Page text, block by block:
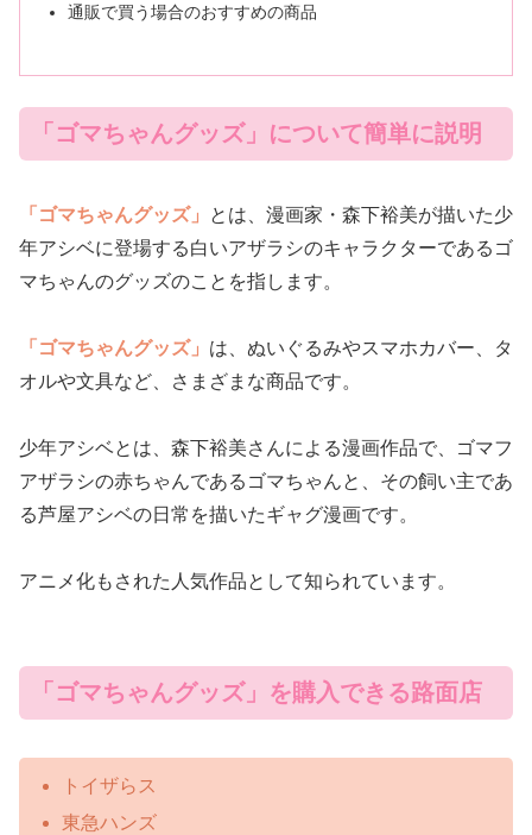
通販で買う場合のおすすめの商品
「ゴマちゃんグッズ」について簡単に説明
「ゴマちゃんグッズ」
とは、漫画家・森下裕美が描いた少
年アシベに登場する白いアザラシのキャラクターであるゴ
マちゃんのグッズのことを指します。
「ゴマちゃんグッズ」 は、ぬいぐるみやスマホカバー、タ
オルや文具など、さまざまな商品です。
少年アシベとは、森下裕美さんによる漫画作品で、ゴマフ
アザラシの赤ちゃんであるゴマちゃんと、その飼い主であ
る芦屋アシベの日常を描いたギャグ漫画です。
アニメ化もされた人気作品として知られています。
「ゴマちゃんグッズ」を購入できる路面店
トイザらス
東急ハンズ